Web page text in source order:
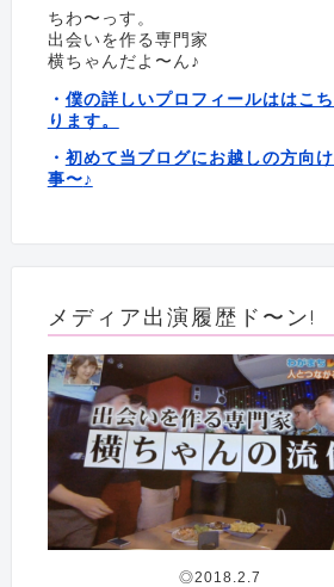
ちわ〜っす。
出会いを作る専門家
横ちゃんだよ〜ん♪
・ 僕の詳しいプロフィールははこ
ります。
・ 初めて当ブログにお越しの方向
事〜♪
メディア出演履歴ド〜ン!
◎2018.2.7